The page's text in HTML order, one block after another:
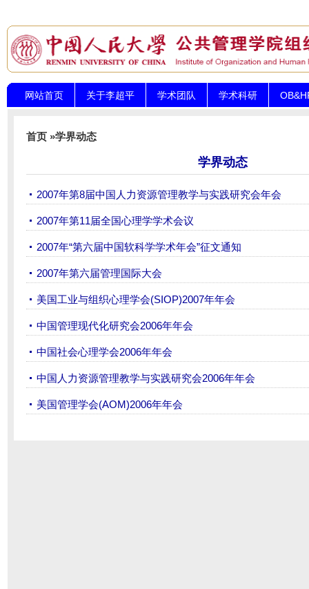
网站首页 关于李超平 学术团队 学术科研
首页»学界动态
学界动态
2007年第8届中国人力资源管理教学与实践研究会年会
2007年第11届全国心理学学术会议
2007年“第六届中国软科学学术年会”征文通知
2007年第六届管理国际大会
美国工业与组织心理学会(SIOP)2007年年会
中国管理现代化研究会2006年年会
中国社会心理学会2006年年会
中国人力资源管理教学与实践研究会2006年年会
美国管理学会(AOM)2006年年会